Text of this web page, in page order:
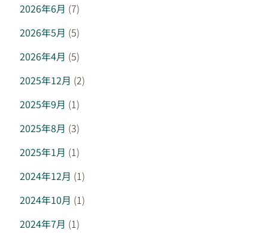
2026年6月 (7)
2026年5月 (5)
2026年4月 (5)
2025年12月 (2)
2025年9月 (1)
2025年8月 (3)
2025年1月 (1)
2024年12月 (1)
2024年10月 (1)
2024年7月 (1)